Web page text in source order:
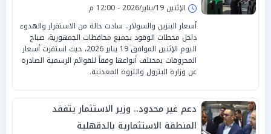
الإثنين 19/يناير/2026 - 12:00 م
أسعار البنزين والسولار.. سادت حالة من الاستقرار والهدوء
داخل محطات الوقود بجميع محافظات الجمهورية، صباح
اليوم الإثنين الموافق 19 يناير 2026، حيث استقرت أسعار
المحروقات بمختلف أنواعها وفقاً للقوائم الرسمية الصادرة
عن وزارة البترول والثروة المعدنية.
دعم غير محدود.. وزير الاستثمار يتفقد
المنطقة الاستثمارية بالدقهلية